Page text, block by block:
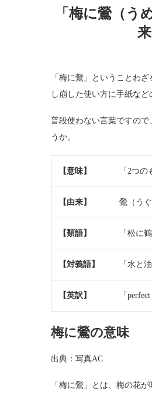
「梅に鶯（
「梅に鶯」ということわざ
し崩した使い方に手紙な
普段使わない言葉ですの
うか。
【意味】 「2つ
【由来】 鶯（う
【類語】 「松に
【対義語】 「水と油
【英訳】 「
梅に鶯の意味
出典：写真AC
「梅に鶯」とは、梅の花